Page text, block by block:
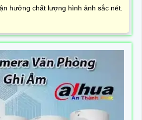
hưởng chất lượng hình ảnh sắc nét.